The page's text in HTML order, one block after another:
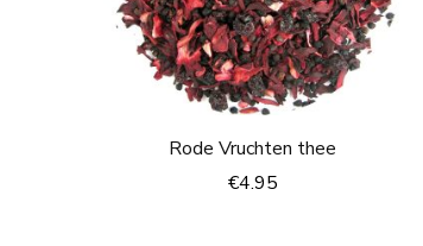
Rode Vruchten thee
€4.95